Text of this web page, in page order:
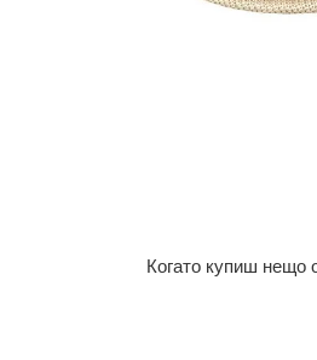
Когато купиш нещо